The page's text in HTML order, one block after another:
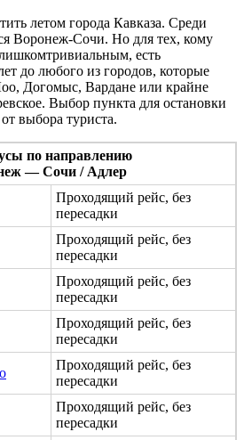
летом города Кавказа. Среди
Воронеж-Сочи. Но для тех, кому
есть
до любого из городов, которые
Догомыс, Вардане или крайне
Выбор пункта для остановки
выбора туриста.
по направлению
— Сочи / Адлер
Проходящий рейс, без
пересадки
Проходящий рейс, без
пересадки
Проходящий рейс, без
пересадки
Проходящий рейс, без
пересадки
Проходящий рейс, без
пересадки
Проходящий рейс, без
пересадки